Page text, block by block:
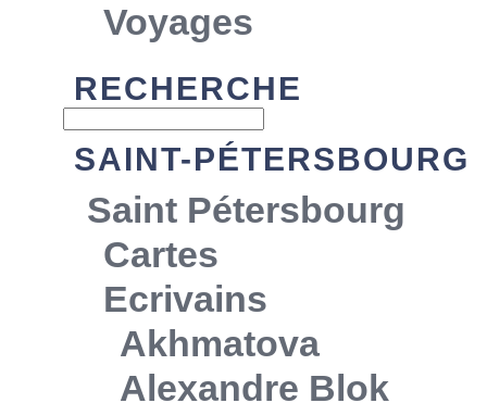
Voyages
RECHERCHE
SAINT-PÉTERSBOURG
Saint Pétersbourg
Cartes
Ecrivains
Akhmatova
Alexandre Blok